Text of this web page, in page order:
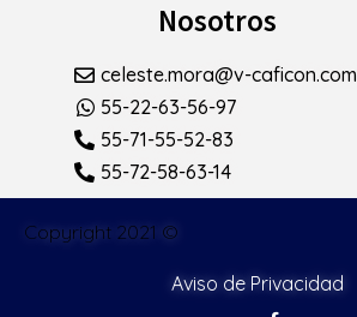
Nosotros
celeste.mora@v-caficon.com
55-22-63-56-97
55-71-55-52-83
55-72-58-63-14
Copyright 2021 ©
Aviso de Privacidad